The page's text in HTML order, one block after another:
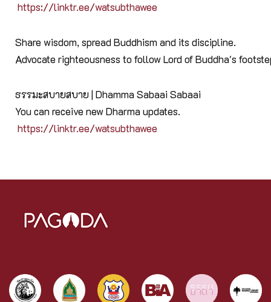
https://linktr.ee/watsubthawee
Share wisdom, spread Buddhism and its discipline.
Advocate righteousness to follow Lord of Buddha's
ธรรมะสบายสบาย | Dhamma Sabaai Sabaai
You can receive new Dharma updates.
https://linktr.ee/watsubthawee